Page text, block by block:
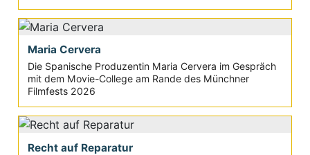
Maria Cervera
Die Spanische Produzentin Maria Cervera im Gespräch
mit dem Movie-College am Rande des Münchner
Filmfests 2026
Recht auf Reparatur